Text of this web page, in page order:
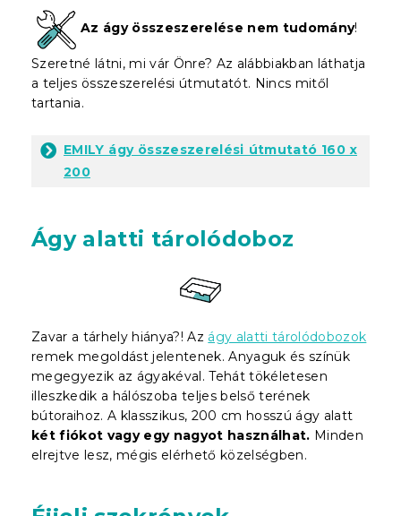
Az ágy összeszerelése nem tudomány!
Szeretné látni, mi vár Önre? Az alábbiakban láthatja
a teljes összeszerelési útmutatót. Nincs mitől
tartania.
EMILY ágy összeszerelési útmutató 160 x
200
Ágy alatti tárolódoboz
Zavar a tárhely hiánya?! Az ágy alatti tárolódobozok
remek megoldást jelentenek. Anyaguk és színük
megegyezik az ágyakéval. Tehát tökéletesen
illeszkedik a hálószoba teljes belső terének
bútoraihoz. A klasszikus, 200 cm hosszú ágy alatt
két fiókot vagy egy nagyot használhat. Minden
elrejtve lesz, mégis elérhető közelségben.